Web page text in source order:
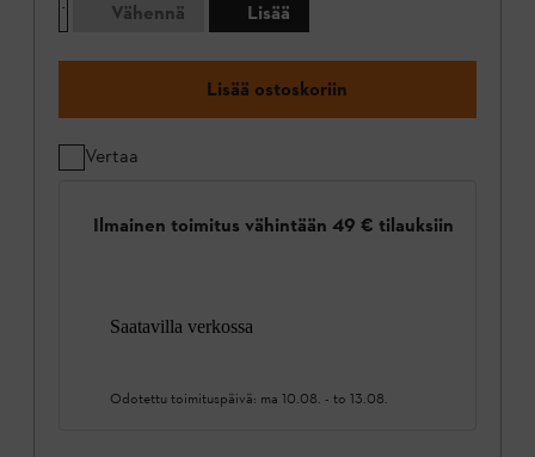
Vähennä
Lisää
Lisää ostoskoriin
Vertaa
Ilmainen toimitus vähintään 49 € tilauksiin
Saatavilla verkossa
Odotettu toimituspäivä: ma 10.08. - to 13.08.